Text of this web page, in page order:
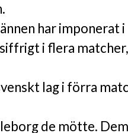
har imponerat i
i flera
lag i förra
de mötte.